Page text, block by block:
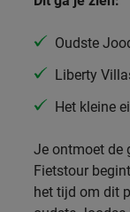
Oudste
Liberty
Het kleine
Je ontmoet de
Fietstour
het tijd om dit